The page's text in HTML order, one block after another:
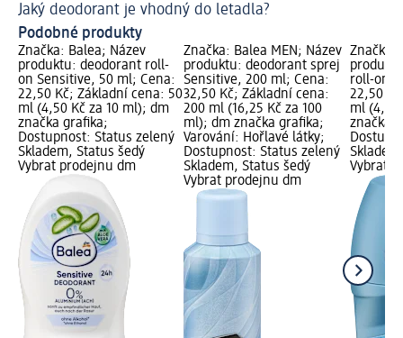
Jaký deodorant je vhodný do letadla?
Podobné produkty
Značka: Balea; Název
produktu: deodorant roll-
on Sensitive, 50 ml; Cena:
22,50 Kč; Základní cena: 50
ml (4,50 Kč za 10 ml); dm
značka grafika;
Dostupnost: Status zelený
Skladem, Status šedý
Vybrat prodejnu dm
Značka: Balea MEN; Název
produktu: deodorant sprej
Sensitive, 200 ml; Cena:
32,50 Kč; Základní cena:
200 ml (16,25 Kč za 100
ml); dm značka grafika;
Varování: Hořlavé látky;
Dostupnost: Status zelený
Skladem, Status šedý
Vybrat prodejnu dm
Značka:
roll-on
22,50
ml (4,50
značka
Vybrat